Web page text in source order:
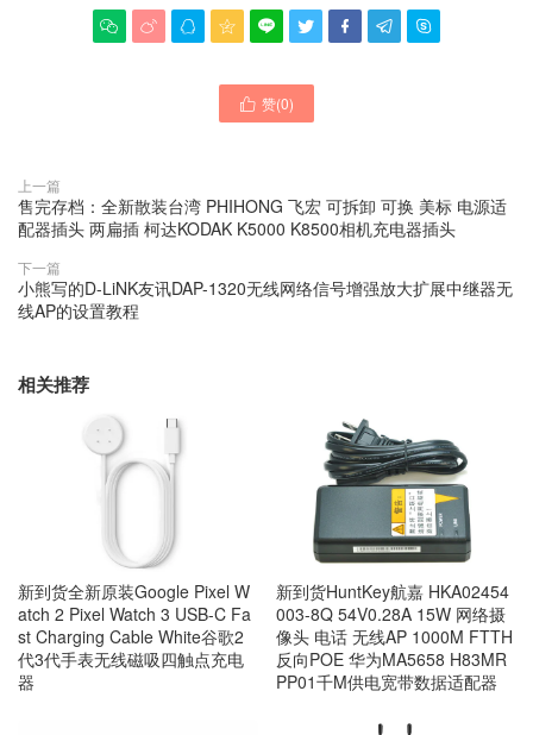
        
 赞(0)
上一篇
售完存档：全新散装台湾 PHIHONG 飞宏 可拆卸 可换 美标 电源适
配器插头 两扁插 柯达KODAK K5000 K8500相机充电器插头
下一篇
小熊写的D-LiNK友讯DAP-1320无线网络信号增强放大扩展中继器无
线AP的设置教程
相关推荐
新到货全新原装Google Pixel W
atch 2 Pixel Watch 3 USB-C Fa
st Charging Cable White谷歌2
代3代手表无线磁吸四触点充电
器
新到货HuntKey航嘉 HKA02454
003-8Q 54V0.28A 15W 网络摄
像头 电话 无线AP 1000M FTTH
反向POE 华为MA5658 H83MR
PP01千M供电宽带数据适配器